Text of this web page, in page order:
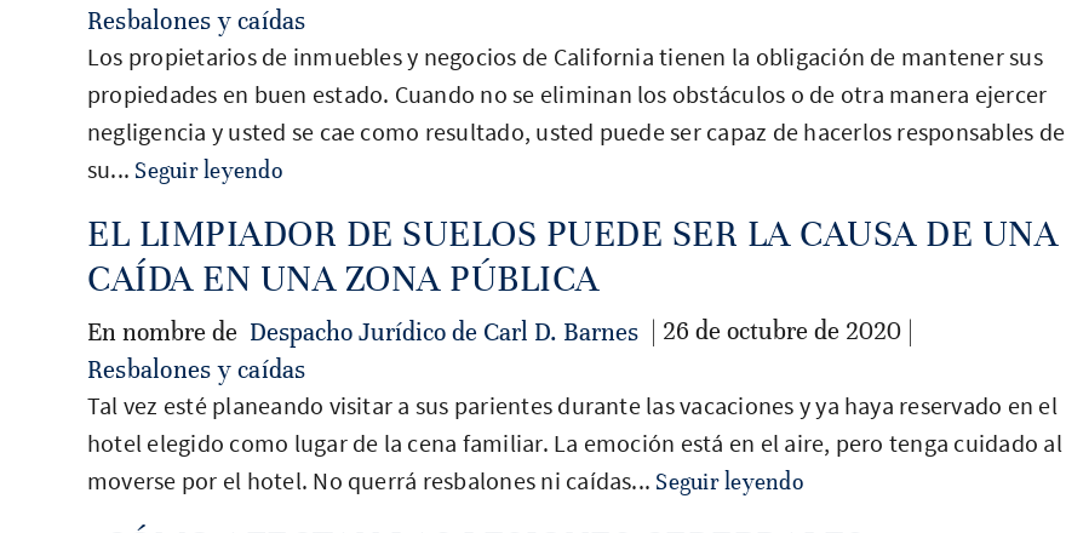
Resbalones y caídas
Los propietarios de inmuebles y negocios de California tienen la obligación de mantener sus
propiedades en buen estado. Cuando no se eliminan los obstáculos o de otra manera ejercer
negligencia y usted se cae como resultado, usted puede ser capaz de hacerlos responsables de
su... Seguir leyendo
EL LIMPIADOR DE SUELOS PUEDE SER LA CAUSA DE UNA
CAÍDA EN UNA ZONA PÚBLICA
En nombre de Despacho Jurídico de Carl D. Barnes
| 26 de octubre de 2020 |
Resbalones y caídas
Tal vez esté planeando visitar a sus parientes durante las vacaciones y ya haya reservado en el
hotel elegido como lugar de la cena familiar. La emoción está en el aire, pero tenga cuidado al
moverse por el hotel. No querrá resbalones ni caídas... Seguir leyendo